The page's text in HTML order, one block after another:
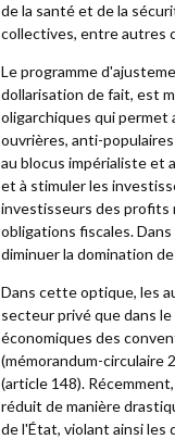
de la santé et de la
collectives, entre autres
Le programme
dollarisation de fait, est
oligarchiques qui permet
ouvrières, anti-
au blocus impérialiste et
et à stimuler les
investisseurs des profits
obligations fiscales.
diminuer la domination
Dans cette optique, les
secteur privé que dans
économiques des
(mémorandum-circulaire
(article 148).
réduit de manière
de l'État, violant ainsi